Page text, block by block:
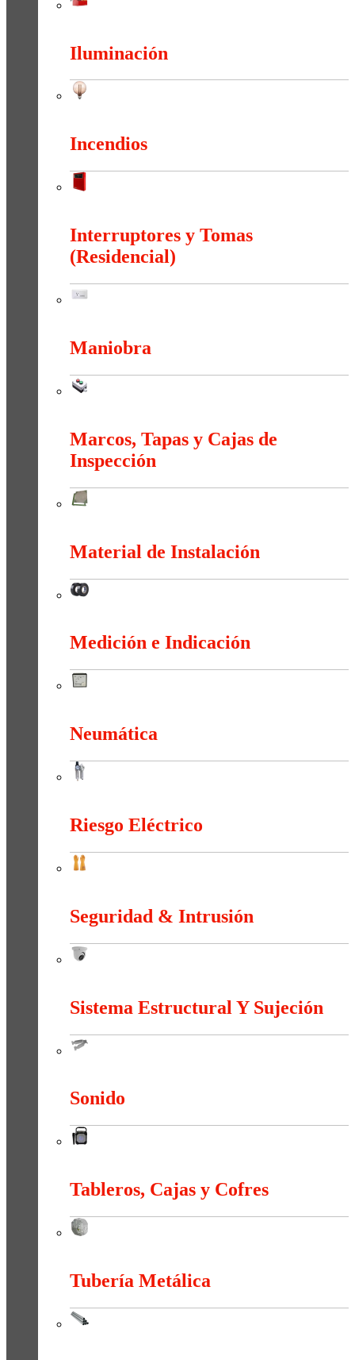
Iluminación
Incendios
Interruptores y Tomas
(Residencial)
Maniobra
Marcos, Tapas y Cajas de
Inspección
Material de Instalación
Medición e Indicación
Neumática
Riesgo Eléctrico
Seguridad & Intrusión
Sistema Estructural Y Sujeción
Sonido
Tableros, Cajas y Cofres
Tubería Metálica